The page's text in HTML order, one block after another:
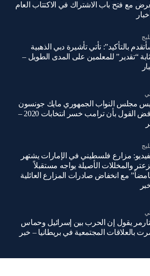
مع فتح باب الاشتراك في الاكتتاب العام
بالتأكيد”: تأتي تأشيرة دبي الذهبية
“تقدير” للمعلمين على المدى الطويل –
مجلس النواب الجمهوري مايك جونسون
يرفض القول بأن ترامب خسر انتخابات 2020 –
مزارع فلسطيني في الإمارات يشتهر
والمخللات الأصيلة يواجه مستقبلاً
​​مع انخفاض صادرات المزارع العائلية
يقول إن الحرب بين إسرائيل وحماس
بالعلاقات المجتمعية في بريطانيا – خبر